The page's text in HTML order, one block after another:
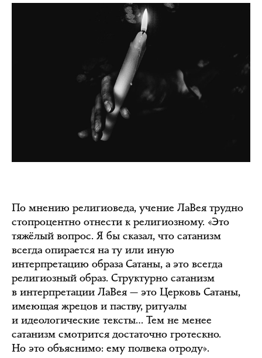
По мнению религиоведа, учение ЛаВея трудно
стопроцентно отнести к религиозному. «Это
тяжёлый вопрос. Я бы сказал, что сатанизм
всегда опирается на ту или иную
интерпретацию образа Сатаны, а это всегда
религиозный образ. Структурно сатанизм
в интерпретации ЛаВея — это Церковь Сатаны,
имеющая жрецов и паству, ритуалы
и идеологические тексты… Тем не менее
сатанизм смотрится достаточно гротескно.
Но это объяснимо: ему полвека отроду».